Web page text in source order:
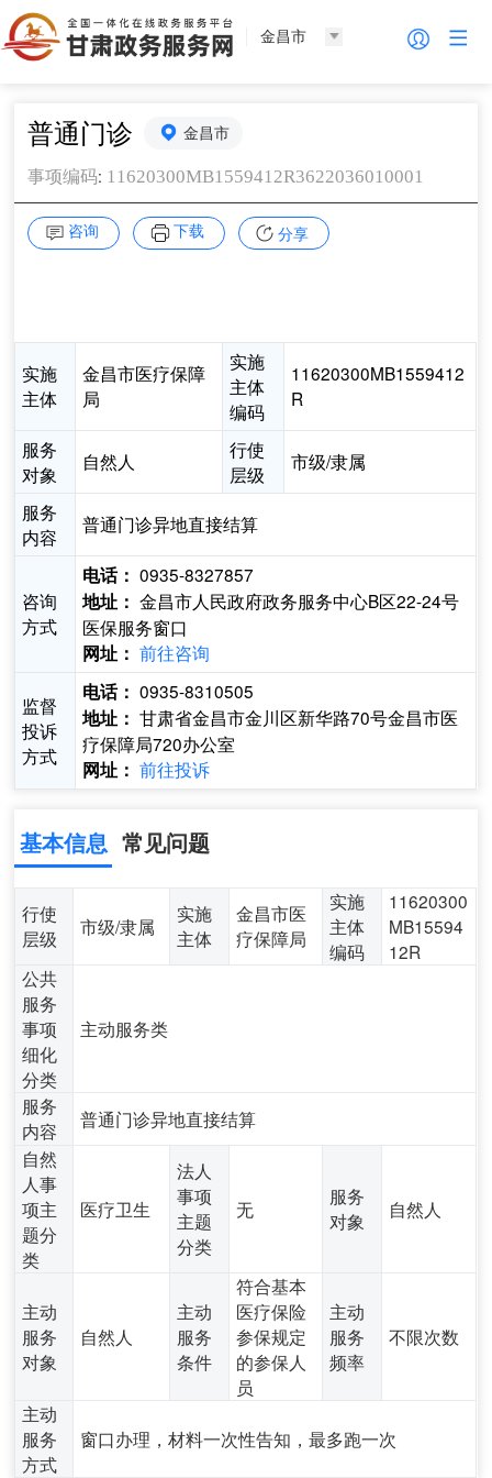
金昌市
普通门诊 金昌市
事项编码: 11620300MB1559412R3622036010001
咨询 下载 分享
实施
主体
金昌市医疗保障
局
实施
主体
编码
11620300MB1559412
R
服务
对象
自然人
行使
层级
市级/隶属
服务
内容
普通门诊异地直接结算
咨询
方式
电话： 0935-8327857
地址： 金昌市人民政府政务服务中心B区22-24号
医保服务窗口
网址： 前往咨询
监督
投诉
方式
电话： 0935-8310505
地址： 甘肃省金昌市金川区新华路70号金昌市医
疗保障局720办公室
网址： 前往投诉
基本信息 常见问题
行使
层级
市级/隶属
实施
主体
金昌市医
疗保障局
实施
主体
编码
11620300
MB15594
12R
公共
服务
事项
细化
分类
主动服务类
服务
内容
普通门诊异地直接结算
自然
人事
项主
题分
类
医疗卫生
法人
事项
主题
分类
无
服务
对象
自然人
主动
服务
对象
自然人
主动
服务
条件
符合基本
医疗保险
参保规定
的参保人
员
主动
服务
频率
不限次数
主动
服务
方式
窗口办理，材料一次性告知，最多跑一次